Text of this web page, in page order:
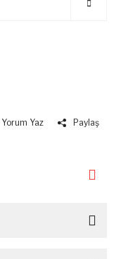
Yorum Yaz Paylaş